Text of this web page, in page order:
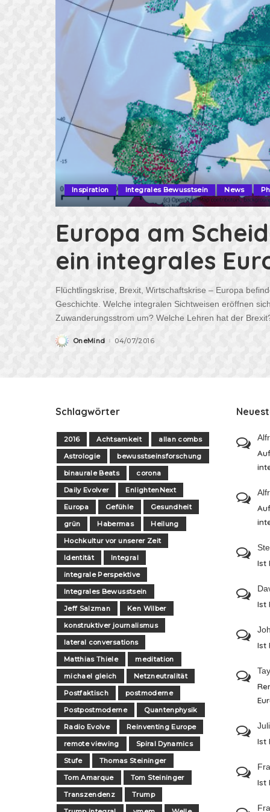
Inspiration Integrales Bewusstsein News
Europa am
ein integrales
Flüchtlingskrise, Brexit, Wirtschaftskrise – Europa
Geschichte. Welche integralen Sichtweisen eröffnen
Zuwanderungsstrom um? Welche Lehren hat der
Posted
by
OneMind 04/07/2016
Schlagwörter
2016 Achtsamkeit
allan combs
Astrologie
bewusstseinsforschung
binaurale Beats
corona
Daily Evolver
EnlightenNext
Europa
Gefühle
Gesundheit
grün
Habermas
Heilung
Hochkultur vor unserer Zeit
Identität
Integral
integrale Perspektive
Integrales Bewusstsein
Jeff Salzman
Ken Wilber
konstruktiver journalismus
lateral conversations
Matthias Thiele
meditation
michael gleich
Netzneutralität
Postfaktisch
postmoderne
Postpostmoderne
Quantenphysik
Radio Evolve
Reinventing Europe
remote viewing
Spiral Dynamics
Stufe
Thomas Steininger
Tom Amarque
Tom Steininger
Transzendenz
Trump
Ist
Ist
Ist
Ist
Ist